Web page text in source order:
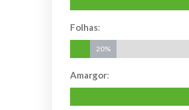
Folhas:
20%
20%
Amargor:
de